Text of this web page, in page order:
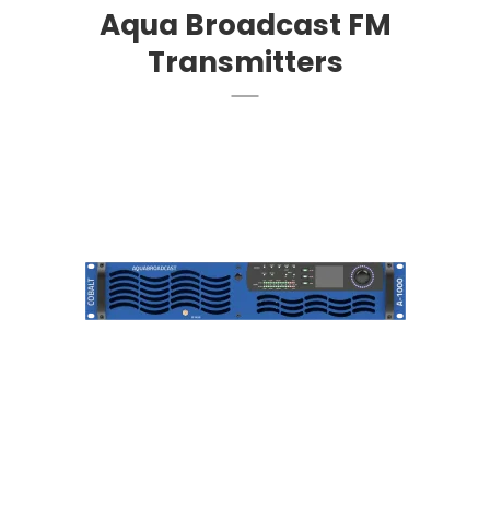
Aqua Broadcast FM
Transmitters